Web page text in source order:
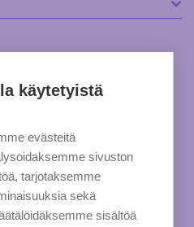
käytetyistä
evästeitä
sivuston
tarjotaksemme
sekä
sisältöä